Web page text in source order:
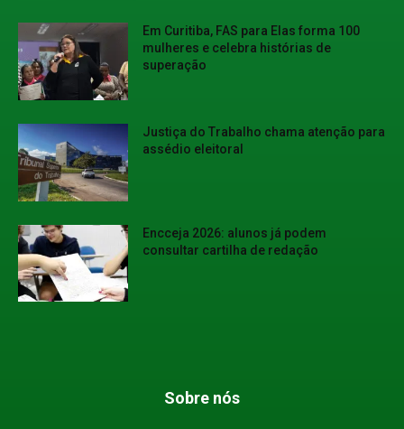
Em Curitiba, FAS para Elas forma 100
mulheres e celebra histórias de
superação
Justiça do Trabalho chama atenção para
assédio eleitoral
Encceja 2026: alunos já podem
consultar cartilha de redação
Sobre nós